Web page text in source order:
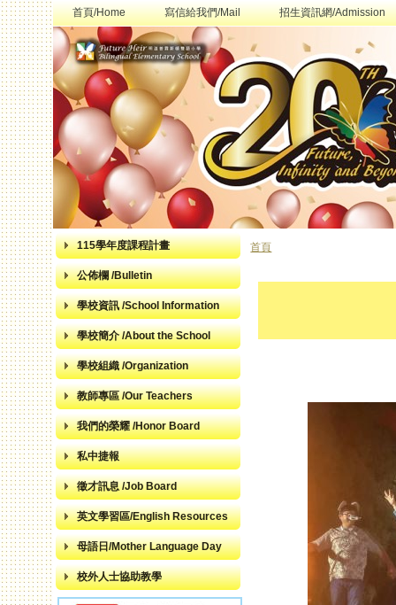
首頁/Home 寫信給我們/Mail 招生資訊網/Admission
115學年度課程計畫
公佈欄 /Bulletin
學校資訊 /School Information
學校簡介 /About the School
學校組織 /Organization
教師專區 /Our Teachers
我們的榮耀 /Honor Board
私中捷報
徵才訊息 /Job Board
英文學習區/English Resources
母語日/Mother Language Day
校外人士協助教學
首頁